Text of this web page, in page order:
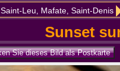
Saint-Leu, Mafate, Saint-Denis
Sunset